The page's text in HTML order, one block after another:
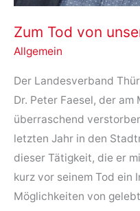
Zum Tod von
Allgemein
Der Landesverband
Dr. Peter Faesel, der am
überraschend
letzten Jahr in den
dieser Tätigkeit, die er
kurz vor seinem Tod
Möglichkeiten von